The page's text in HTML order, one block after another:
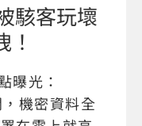
駭客玩壞
曝光：
機密資料全